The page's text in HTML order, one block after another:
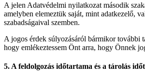
A jelen Adatvédelmi nyilatkozat második
amelyben elemeztük saját, mint adatkezelő,
szabadságaival szemben.
A jogos érdek súlyozásáról bármikor további
hogy emlékeztessem Önt arra, hogy Önnek
5. A feldolgozás időtartama és a tárolás